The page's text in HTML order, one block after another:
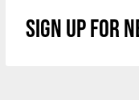
SIGN UP FOR